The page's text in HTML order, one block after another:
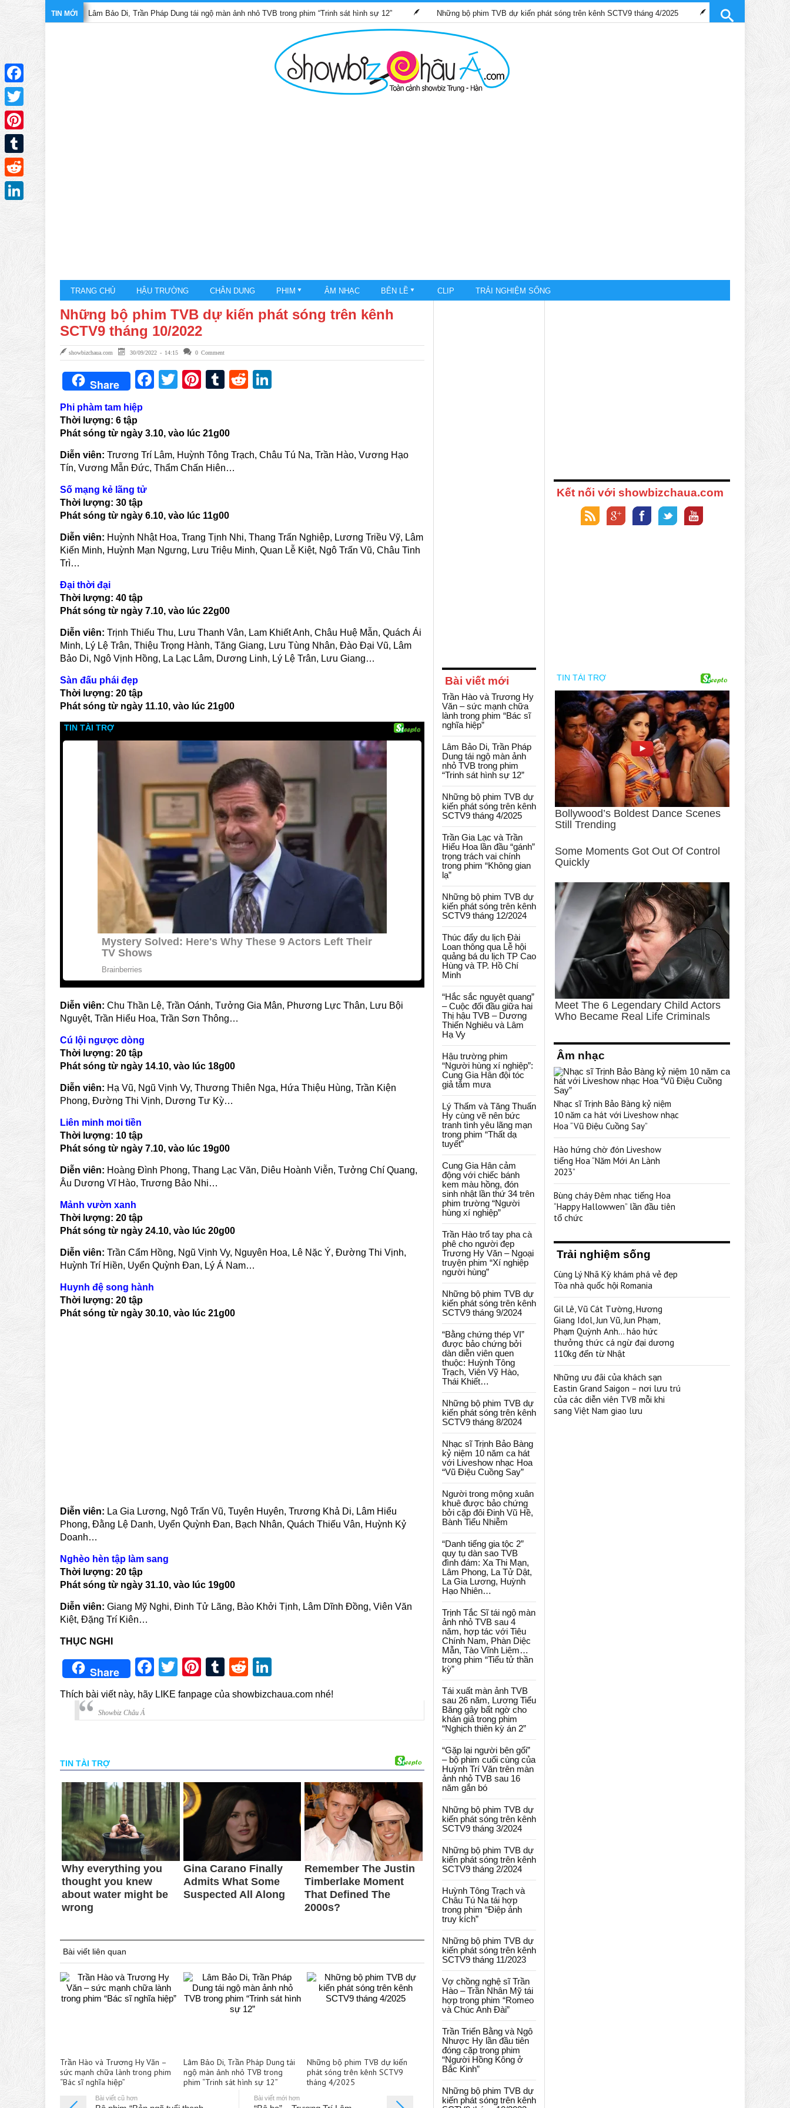
TIN MỚI
Lâm Bảo Di, Trần Pháp Dung tái ngộ màn ảnh nhỏ TVB trong phim “Trinh sát hình sự 12” Những bộ phim TVB dự kiến phát sóng trên kênh SCTV9 tháng 4/2025 Trần Gia Lạc và Trần Hiểu
TRANG CHỦ HẬU TRƯỜNG CHÂN DUNG PHIM ÂM NHẠC BÊN LỀ CLIP TRẢI NGHIỆM SỐNG
Những bộ phim TVB dự kiến phát sóng trên kênh
SCTV9 tháng 10/2022
showbizchaua.com 30/09/2022 - 14:15 0 Comment
Share Facebook
TwitterPinterest
TumblrReddit
Phi phàm tam hiệp
Thời lượng: 6 tập
Phát sóng từ ngày 3.10, vào lúc 21g00
Diễn viên: Trương Trí Lâm, Huỳnh Tông Trạch, Châu Tú Na, Trần Hào, Vương Hạo
Tín, Vương Mẫn Đức, Thẩm Chấn Hiên…
Số mạng kẻ lãng tử
Thời lượng: 30 tập
Phát sóng từ ngày 6.10, vào lúc 11g00
Diễn viên: Huỳnh Nhật Hoa, Trang Tịnh Nhi, Thang Trấn Nghiệp, Lương Triều Vỹ, Lâm
Kiến Minh, Huỳnh Mạn Ngưng, Lưu Triệu Minh, Quan Lễ Kiệt, Ngô Trấn Vũ, Châu Tinh
Trì…
Đại thời đại
Thời lượng: 40 tập
Phát sóng từ ngày 7.10, vào lúc 22g00
Diễn viên: Trịnh Thiếu Thu, Lưu Thanh Vân, Lam Khiết Anh, Châu Huệ Mẫn, Quách Ái
Minh, Lý Lệ Trân, Thiệu Trọng Hành, Tăng Giang, Lưu Tùng Nhân, Đào Đại Vũ, Lâm
Bảo Di, Ngô Vịnh Hồng, La Lạc Lâm, Dương Linh, Lý Lệ Trân, Lưu Giang…
Sàn đấu phái đẹp
Thời lượng: 20 tập
Phát sóng từ ngày 11.10, vào lúc 21g00
Diễn viên: Chu Thần Lệ, Trần Oánh, Tưởng Gia Mân, Phương Lực Thân, Lưu Bội
Nguyệt, Trần Hiểu Hoa, Trần Sơn Thông…
Cú lội ngược dòng
Thời lượng: 20 tập
Phát sóng từ ngày 14.10, vào lúc 18g00
Diễn viên: Hạ Vũ, Ngũ Vịnh Vy, Thương Thiên Nga, Hứa Thiệu Hùng, Trần Kiện
Phong, Đường Thi Vịnh, Dương Tư Kỳ…
Liên minh moi tiền
Thời lượng: 10 tập
Phát sóng từ ngày 7.10, vào lúc 19g00
Diễn viên: Hoàng Đình Phong, Thang Lạc Văn, Diêu Hoành Viễn, Tưởng Chí Quang,
Âu Dương Vĩ Hào, Trương Bảo Nhi…
Mảnh vườn xanh
Thời lượng: 20 tập
Phát sóng từ ngày 24.10, vào lúc 20g00
Diễn viên: Trần Cẩm Hồng, Ngũ Vịnh Vy, Nguyên Hoa, Lê Nặc Ý, Đường Thi Vịnh,
Huỳnh Trí Hiền, Uyển Quỳnh Đan, Lý Á Nam…
Huynh đệ song hành
Thời lượng: 20 tập
Phát sóng từ ngày 30.10, vào lúc 21g00
Diễn viên: La Gia Lương, Ngô Trấn Vũ, Tuyên Huyên, Trương Khả Di, Lâm Hiểu
Phong, Đằng Lệ Danh, Uyển Quỳnh Đan, Bạch Nhân, Quách Thiếu Vân, Huỳnh Kỷ
Doanh…
Nghèo hèn tập làm sang
Thời lượng: 20 tập
Phát sóng từ ngày 31.10, vào lúc 19g00
Diễn viên: Giang Mỹ Nghi, Đinh Tử Lãng, Bào Khởi Tịnh, Lâm Dĩnh Đồng, Viên Văn
Kiệt, Đặng Trí Kiên…
THỤC NGHI
Share Facebook
TwitterPinterest
TumblrReddit
Thích bài viết này, hãy LIKE fanpage của showbizchaua.com nhé!
Showbiz Châu Á
Bài viết liên quan
Trần Hào và Trương Hy Văn –
sức mạnh chữa lành trong phim
“Bác sĩ nghĩa hiệp”
Lâm Bảo Di, Trần Pháp Dung tái
ngộ màn ảnh nhỏ TVB trong
phim “Trinh sát hình sự 12”
Những bộ phim TVB dự kiến
phát sóng trên kênh SCTV9
tháng 4/2025
Bài viết cũ hơn Bài viết mới hơn
Bài viết mới
Trần Hào và Trương Hy
Văn – sức mạnh chữa
lành trong phim “Bác sĩ
nghĩa hiệp”
Lâm Bảo Di, Trần Pháp
Dung tái ngộ màn ảnh
nhỏ TVB trong phim
“Trinh sát hình sự 12”
Những bộ phim TVB dự
kiến phát sóng trên kênh
SCTV9 tháng 4/2025
Trần Gia Lạc và Trần
Hiểu Hoa lần đầu “gánh”
trọng trách vai chính
trong phim “Không gian
lạ”
Những bộ phim TVB dự
kiến phát sóng trên kênh
SCTV9 tháng 12/2024
Thúc đẩy du lịch Đài
Loan thông qua Lễ hội
quảng bá du lịch TP Cao
Hùng và TP. Hồ Chí
Minh
“Hắc sắc nguyệt quang”
– Cuộc đối đầu giữa hai
Thị hậu TVB – Dương
Thiến Nghiêu và Lâm
Hạ Vy
Hậu trường phim
“Người hùng xí nghiệp”:
Cung Gia Hân đội tóc
giả tắm mưa
Lý Thấm và Tăng Thuấn
Hy cùng vẽ nên bức
tranh tình yêu lãng mạn
trong phim “Thất dạ
tuyết”
Cung Gia Hân cảm
động với chiếc bánh
kem màu hồng, đón
sinh nhật lần thứ 34 trên
phim trường “Người
hùng xí nghiệp”
Trần Hào trổ tay pha cà
phê cho người đẹp
Trương Hy Văn – Ngoại
truyện phim “Xí nghiệp
người hùng”
Những bộ phim TVB dự
kiến phát sóng trên kênh
SCTV9 tháng 9/2024
“Bằng chứng thép VI”
được bảo chứng bởi
dàn diễn viên quen
thuộc: Huỳnh Tông
Trạch, Viên Vỹ Hào,
Thái Khiết…
Những bộ phim TVB dự
kiến phát sóng trên kênh
SCTV9 tháng 8/2024
Nhạc sĩ Trịnh Bảo Bàng
kỷ niệm 10 năm ca hát
với Liveshow nhạc Hoa
“Vũ Điệu Cuồng Say”
Người trong mộng xuân
khuê được bảo chứng
bởi cặp đôi Đinh Vũ Hề,
Bành Tiểu Nhiễm
“Danh tiếng gia tộc 2”
quy tụ dàn sao TVB
đình đám: Xa Thi Mạn,
Lâm Phong, La Tử Dật,
La Gia Lương, Huỳnh
Hạo Nhiên…
Trịnh Tắc Sĩ tái ngộ màn
ảnh nhỏ TVB sau 4
năm, hợp tác với Tiêu
Chính Nam, Phàn Diệc
Mẫn, Tào Vĩnh Liêm…
trong phim “Tiểu tử thần
kỳ”
Tái xuất màn ảnh TVB
sau 26 năm, Lương Tiểu
Băng gây bất ngờ cho
khán giả trong phim
“Nghịch thiên kỳ án 2”
“Gặp lại người bên gối”
– bộ phim cuối cùng của
Huỳnh Trí Văn trên màn
ảnh nhỏ TVB sau 16
năm gắn bó
Những bộ phim TVB dự
kiến phát sóng trên kênh
SCTV9 tháng 3/2024
Những bộ phim TVB dự
kiến phát sóng trên kênh
SCTV9 tháng 2/2024
Huỳnh Tông Trạch và
Châu Tú Na tái hợp
trong phim “Điệp ảnh
truy kích”
Những bộ phim TVB dự
kiến phát sóng trên kênh
SCTV9 tháng 11/2023
Vợ chồng nghệ sĩ Trần
Hào – Trần Nhân Mỹ tái
hợp trong phim “Romeo
và Chúc Anh Đài”
Trần Triển Bằng và Ngô
Nhược Hy lần đầu tiên
đóng cặp trong phim
“Người Hồng Kông ở
Bắc Kinh”
Những bộ phim TVB dự
kiến phát sóng trên kênh
Kết nối với showbizchaua.com
Âm nhạc
Nhạc sĩ Trịnh Bảo Bàng kỷ niệm
10 năm ca hát với Liveshow nhạc
Hoa “Vũ Điệu Cuồng Say”
Hào hứng chờ đón Liveshow
tiếng Hoa “Năm Mới An Lành
2023”
Bùng cháy Đêm nhạc tiếng Hoa
“Happy Hallowwen” lần đầu tiên
tổ chức
Trải nghiệm sống
Cùng Lý Nhã Kỳ khám phá vẻ đẹp
Tòa nhà quốc hội Romania
Gil Lê, Vũ Cát Tường, Hương
Giang Idol, Jun Vũ, Jun Phạm,
Phạm Quỳnh Anh… háo hức
thưởng thức cá ngừ đại dương
110kg đến từ Nhật
Những ưu đãi của khách sạn
Eastin Grand Saigon – nơi lưu trú
của các diễn viên TVB mỗi khi
sang Việt Nam giao lưu
Facebook
Twitter
Pinterest
Tumblr
Reddit